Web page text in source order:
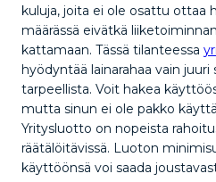
kuluja, joita ei ole osattu ottaa
määrässä eivätkä
kattamaan. Tässä tilanteessa
hyödyntää lainarahaa vain juuri
tarpeellista. Voit hakea
mutta sinun ei ole pakko
Yritysluotto on nopeista
räätälöitävissä. Luoton
käyttöönsä voi saada